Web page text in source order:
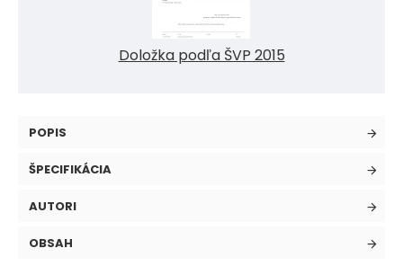
Doložka podľa ŠVP 2015
POPIS
ŠPECIFIKÁCIA
AUTORI
OBSAH